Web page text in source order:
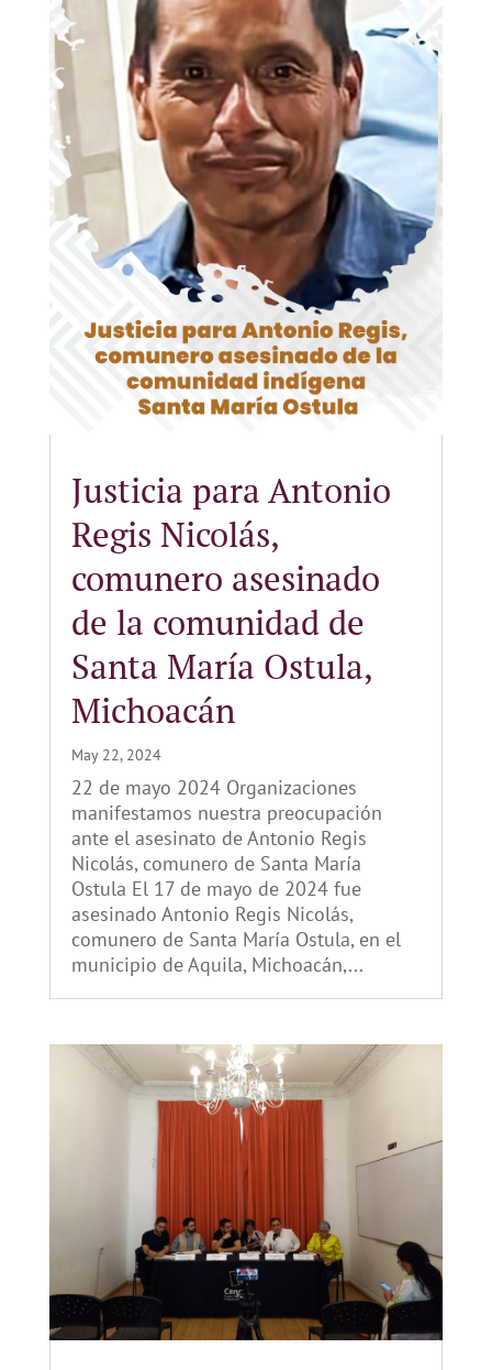
Justicia para Antonio
Regis Nicolás,
comunero asesinado
de la comunidad de
Santa María Ostula,
Michoacán
May 22, 2024
22 de mayo 2024 Organizaciones
manifestamos nuestra preocupación
ante el asesinato de Antonio Regis
Nicolás, comunero de Santa María
Ostula El 17 de mayo de 2024 fue
asesinado Antonio Regis Nicolás,
comunero de Santa María Ostula, en el
municipio de Aquila, Michoacán,...